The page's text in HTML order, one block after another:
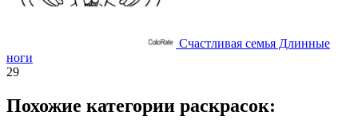
Счастливая семья Длинные
ноги
29
Похожие категории раскрасок: